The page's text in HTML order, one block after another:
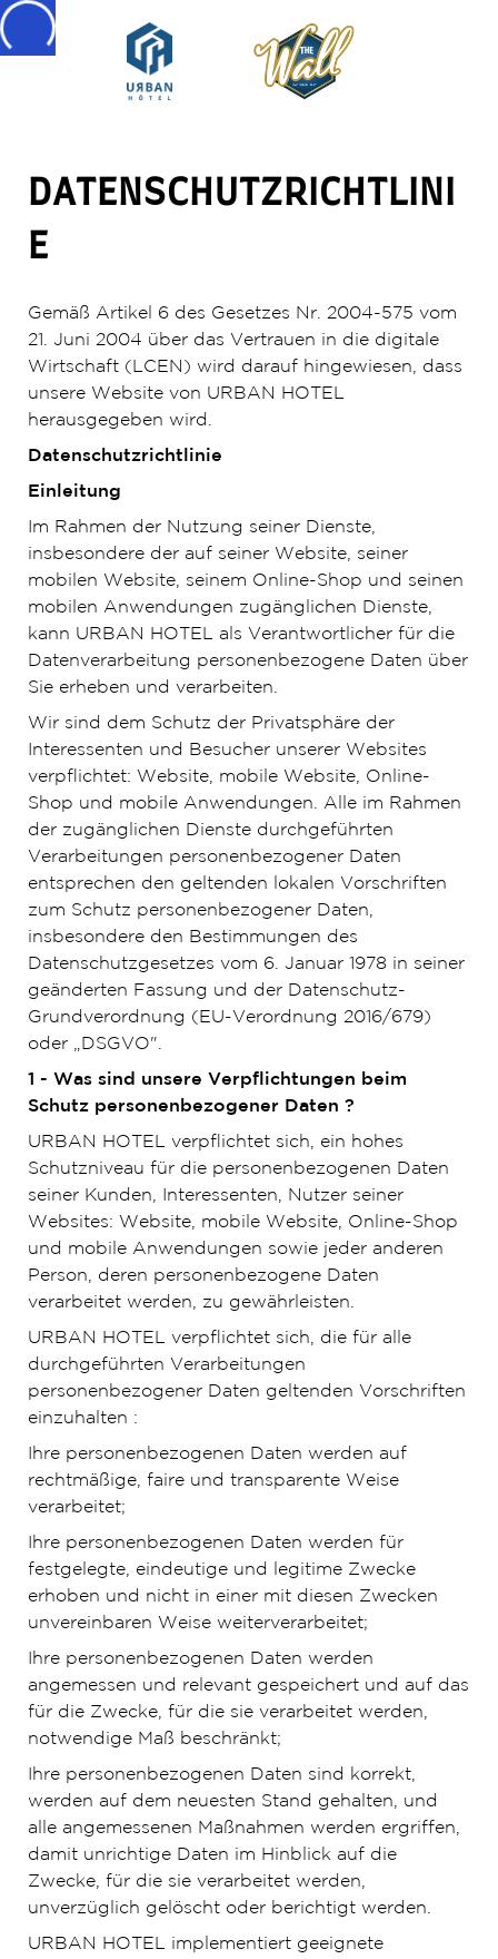
DATENSCHUTZRICHTLINI
E
Gemäß Artikel 6 des Gesetzes Nr. 2004-575 vom
21. Juni 2004 über das Vertrauen in die digitale
Wirtschaft (LCEN) wird darauf hingewiesen, dass
unsere Website von URBAN HOTEL
herausgegeben wird.
Datenschutzrichtlinie
Einleitung
Im Rahmen der Nutzung seiner Dienste,
insbesondere der auf seiner Website, seiner
mobilen Website, seinem Online-Shop und seinen
mobilen Anwendungen zugänglichen Dienste,
kann URBAN HOTEL als Verantwortlicher für die
Datenverarbeitung personenbezogene Daten über
Sie erheben und verarbeiten.
Wir sind dem Schutz der Privatsphäre der
Interessenten und Besucher unserer Websites
verpflichtet: Website, mobile Website, Online-
Shop und mobile Anwendungen. Alle im Rahmen
der zugänglichen Dienste durchgeführten
Verarbeitungen personenbezogener Daten
entsprechen den geltenden lokalen Vorschriften
zum Schutz personenbezogener Daten,
insbesondere den Bestimmungen des
Datenschutzgesetzes vom 6. Januar 1978 in seiner
geänderten Fassung und der Datenschutz-
Grundverordnung (EU-Verordnung 2016/679)
oder „DSGVO".
1 - Was sind unsere Verpflichtungen beim
Schutz personenbezogener Daten ?
URBAN HOTEL verpflichtet sich, ein hohes
Schutzniveau für die personenbezogenen Daten
seiner Kunden, Interessenten, Nutzer seiner
Websites: Website, mobile Website, Online-Shop
und mobile Anwendungen sowie jeder anderen
Person, deren personenbezogene Daten
verarbeitet werden, zu gewährleisten.
URBAN HOTEL verpflichtet sich, die für alle
durchgeführten Verarbeitungen
personenbezogener Daten geltenden Vorschriften
einzuhalten :
Ihre personenbezogenen Daten werden auf
rechtmäßige, faire und transparente Weise
verarbeitet;
Ihre personenbezogenen Daten werden für
festgelegte, eindeutige und legitime Zwecke
erhoben und nicht in einer mit diesen Zwecken
unvereinbaren Weise weiterverarbeitet;
Ihre personenbezogenen Daten werden
angemessen und relevant gespeichert und auf das
für die Zwecke, für die sie verarbeitet werden,
notwendige Maß beschränkt;
Ihre personenbezogenen Daten sind korrekt,
werden auf dem neuesten Stand gehalten, und
alle angemessenen Maßnahmen werden ergriffen,
damit unrichtige Daten im Hinblick auf die
Zwecke, für die sie verarbeitet werden,
unverzüglich gelöscht oder berichtigt werden.
URBAN HOTEL implementiert geeignete